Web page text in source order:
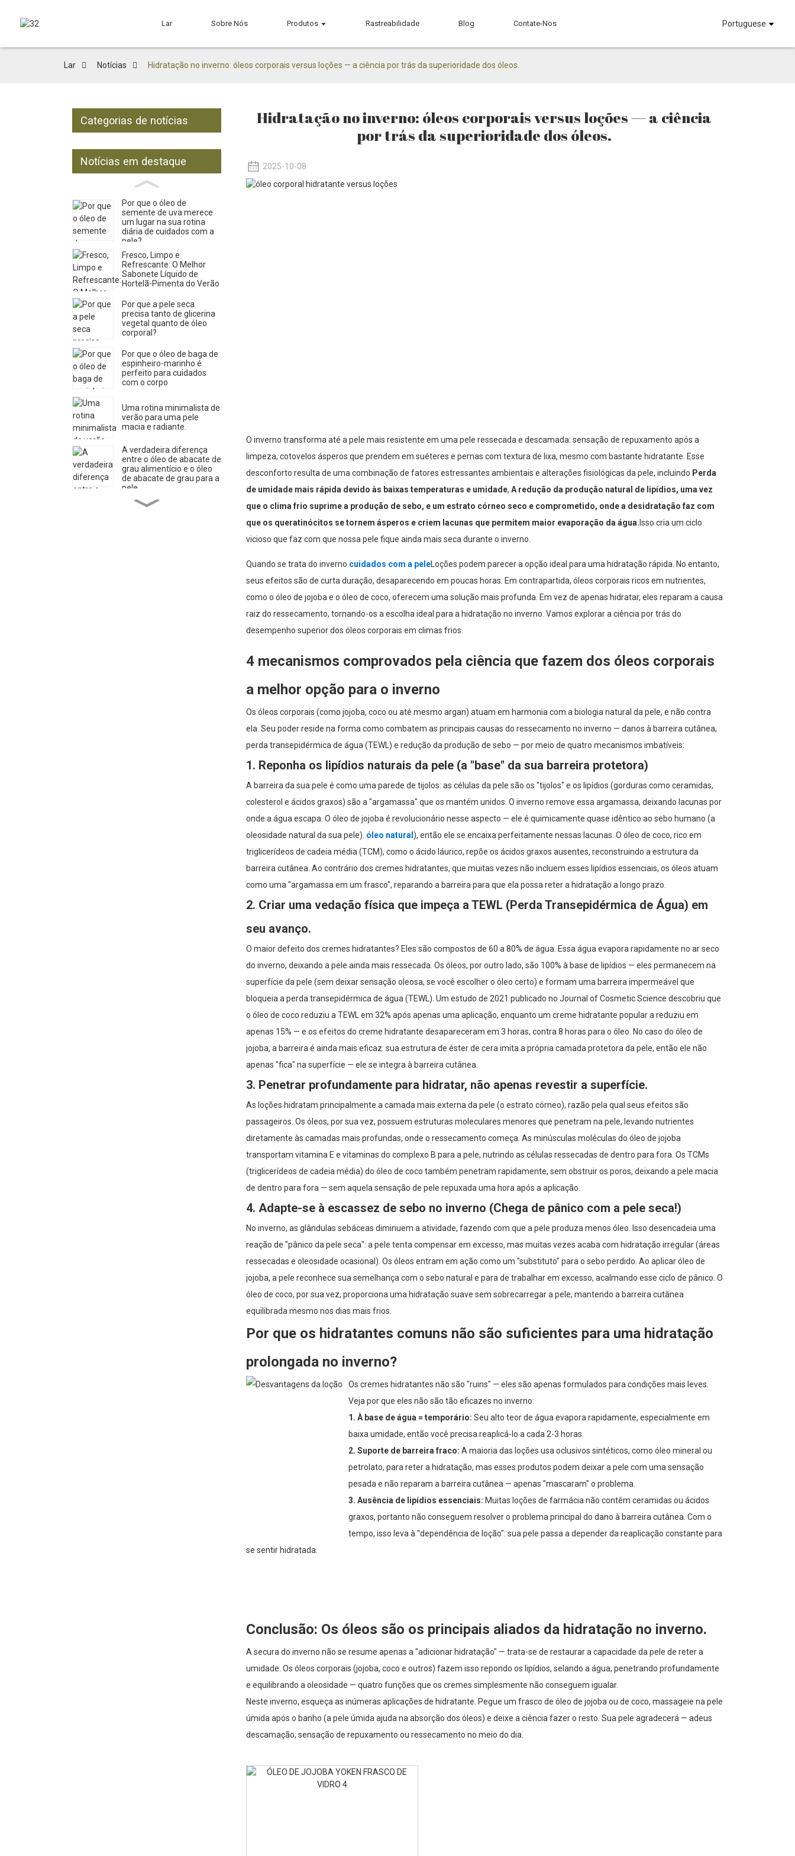
Lar Sobre Nós Produtos Rastreabilidade Blog Contate-Nos Portuguese
Lar Notícias Hidratação no inverno: óleos corporais versus loções — a ciência por trás da superioridade dos óleos.
Categorias de notícias
Notícias em destaque
Por que o óleo de
semente de uva merece
um lugar na sua rotina
diária de cuidados com a
pele?
Fresco, Limpo e
Refrescante: O Melhor
Sabonete Líquido de
Hortelã-Pimenta do Verão
Por que a pele seca
precisa tanto de glicerina
vegetal quanto de óleo
corporal?
Por que o óleo de baga de
espinheiro-marinho é
perfeito para cuidados
com o corpo
Uma rotina minimalista de
verão para uma pele
macia e radiante.
A verdadeira diferença
entre o óleo de abacate de
grau alimentício e o óleo
de abacate de grau para a
pele.
Como identificar água de
Hidratação no inverno: óleos corporais versus loções — a ciência
por trás da superioridade dos óleos.
2025-10-08
O inverno transforma até a pele mais resistente em uma pele ressecada e descamada: sensação de repuxamento após a
limpeza, cotovelos ásperos que prendem em suéteres e pernas com textura de lixa, mesmo com bastante hidratante. Esse
desconforto resulta de uma combinação de fatores estressantes ambientais e alterações fisiológicas da pele, incluindo Perda
de umidade mais rápida devido às baixas temperaturas e umidade, A redução da produção natural de lipídios, uma vez
que o clima frio suprime a produção de sebo, e um estrato córneo seco e comprometido, onde a desidratação faz com
que os queratinócitos se tornem ásperos e criem lacunas que permitem maior evaporação da água. Isso cria um ciclo
vicioso que faz com que nossa pele fique ainda mais seca durante o inverno.
Quando se trata do inverno cuidados com a peleLoções podem parecer a opção ideal para uma hidratação rápida. No entanto,
seus efeitos são de curta duração, desaparecendo em poucas horas. Em contrapartida, óleos corporais ricos em nutrientes,
como o óleo de jojoba e o óleo de coco, oferecem uma solução mais profunda. Em vez de apenas hidratar, eles reparam a causa
raiz do ressecamento, tornando-os a escolha ideal para a hidratação no inverno. Vamos explorar a ciência por trás do
desempenho superior dos óleos corporais em climas frios.
4 mecanismos comprovados pela ciência que fazem dos óleos corporais
a melhor opção para o inverno
Os óleos corporais (como jojoba, coco ou até mesmo argan) atuam em harmonia com a biologia natural da pele, e não contra
ela. Seu poder reside na forma como combatem as principais causas do ressecamento no inverno — danos à barreira cutânea,
perda transepidérmica de água (TEWL) e redução da produção de sebo — por meio de quatro mecanismos imbatíveis:
1. Reponha os lipídios naturais da pele (a "base" da sua barreira protetora)
A barreira da sua pele é como uma parede de tijolos: as células da pele são os "tijolos" e os lipídios (gorduras como ceramidas,
colesterol e ácidos graxos) são a "argamassa" que os mantém unidos. O inverno remove essa argamassa, deixando lacunas por
onde a água escapa. O óleo de jojoba é revolucionário nesse aspecto — ele é quimicamente quase idêntico ao sebo humano (a
oleosidade natural da sua pele). óleo natural ), então ele se encaixa perfeitamente nessas lacunas. O óleo de coco, rico em
triglicerídeos de cadeia média (TCM), como o ácido láurico, repõe os ácidos graxos ausentes, reconstruindo a estrutura da
barreira cutânea. Ao contrário dos cremes hidratantes, que muitas vezes não incluem esses lipídios essenciais, os óleos atuam
como uma "argamassa em um frasco", reparando a barreira para que ela possa reter a hidratação a longo prazo.
2. Criar uma vedação física que impeça a TEWL (Perda Transepidérmica de Água) em
seu avanço.
O maior defeito dos cremes hidratantes? Eles são compostos de 60 a 80% de água. Essa água evapora rapidamente no ar seco
do inverno, deixando a pele ainda mais ressecada. Os óleos, por outro lado, são 100% à base de lipídios — eles permanecem na
superfície da pele (sem deixar sensação oleosa, se você escolher o óleo certo) e formam uma barreira impermeável que
bloqueia a perda transepidérmica de água (TEWL). Um estudo de 2021 publicado no Journal of Cosmetic Science descobriu que
o óleo de coco reduziu a TEWL em 32% após apenas uma aplicação, enquanto um creme hidratante popular a reduziu em
apenas 15% — e os efeitos do creme hidratante desapareceram em 3 horas, contra 8 horas para o óleo. No caso do óleo de
jojoba, a barreira é ainda mais eficaz: sua estrutura de éster de cera imita a própria camada protetora da pele, então ele não
apenas "fica" na superfície — ele se integra à barreira cutânea.
3. Penetrar profundamente para hidratar, não apenas revestir a superfície.
As loções hidratam principalmente a camada mais externa da pele (o estrato córneo), razão pela qual seus efeitos são
passageiros. Os óleos, por sua vez, possuem estruturas moleculares menores que penetram na pele, levando nutrientes
diretamente às camadas mais profundas, onde o ressecamento começa. As minúsculas moléculas do óleo de jojoba
transportam vitamina E e vitaminas do complexo B para a pele, nutrindo as células ressecadas de dentro para fora. Os TCMs
(triglicerídeos de cadeia média) do óleo de coco também penetram rapidamente, sem obstruir os poros, deixando a pele macia
de dentro para fora — sem aquela sensação de pele repuxada uma hora após a aplicação.
4. Adapte-se à escassez de sebo no inverno (Chega de pânico com a pele seca!)
No inverno, as glândulas sebáceas diminuem a atividade, fazendo com que a pele produza menos óleo. Isso desencadeia uma
reação de "pânico da pele seca": a pele tenta compensar em excesso, mas muitas vezes acaba com hidratação irregular (áreas
ressecadas e oleosidade ocasional). Os óleos entram em ação como um "substituto" para o sebo perdido. Ao aplicar óleo de
jojoba, a pele reconhece sua semelhança com o sebo natural e para de trabalhar em excesso, acalmando esse ciclo de pânico. O
óleo de coco, por sua vez, proporciona uma hidratação suave sem sobrecarregar a pele, mantendo a barreira cutânea
equilibrada mesmo nos dias mais frios.
Por que os hidratantes comuns não são suficientes para uma hidratação
prolongada no inverno?
Os cremes hidratantes não são "ruins" — eles são apenas formulados para condições mais leves.
Veja por que eles não são tão eficazes no inverno:
1. À base de água = temporário: Seu alto teor de água evapora rapidamente, especialmente em
baixa umidade, então você precisa reaplicá-lo a cada 2-3 horas.
2. Suporte de barreira fraco: A maioria das loções usa oclusivos sintéticos, como óleo mineral ou
petrolato, para reter a hidratação, mas esses produtos podem deixar a pele com uma sensação
pesada e não reparam a barreira cutânea — apenas "mascaram" o problema.
3. Ausência de lipídios essenciais: Muitas loções de farmácia não contêm ceramidas ou ácidos
graxos, portanto não conseguem resolver o problema principal do dano à barreira cutânea. Com o
tempo, isso leva à "dependência de loção": sua pele passa a depender da reaplicação constante para
se sentir hidratada.
Conclusão: Os óleos são os principais aliados da hidratação no inverno.
A secura do inverno não se resume apenas a "adicionar hidratação" — trata-se de restaurar a capacidade da pele de reter a
umidade. Os óleos corporais (jojoba, coco e outros) fazem isso repondo os lipídios, selando a água, penetrando profundamente
e equilibrando a oleosidade — quatro funções que os cremes simplesmente não conseguem igualar.
Neste inverno, esqueça as inúmeras aplicações de hidratante. Pegue um frasco de óleo de jojoba ou de coco, massageie na pele
úmida após o banho (a pele úmida ajuda na absorção dos óleos) e deixe a ciência fazer o resto. Sua pele agradecerá — adeus
descamação, sensação de repuxamento ou ressecamento no meio do dia.